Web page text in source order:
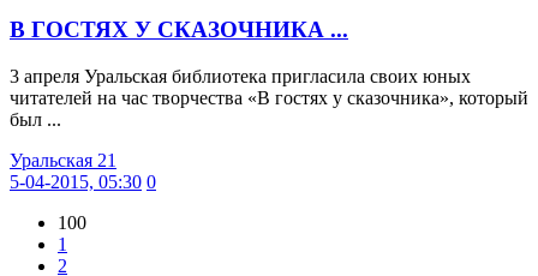
В ГОСТЯХ У СКАЗОЧНИКА ...
3 апреля Уральская библиотека пригласила своих юных
читателей на час творчества «В гостях у сказочника», который
был ...
Уральская 21
5-04-2015, 05:30 0
100
1
2